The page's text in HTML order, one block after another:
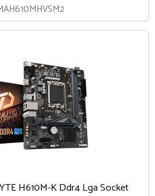
H610M-K Ddr4 Lga Socket